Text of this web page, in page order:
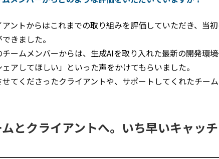
ントからはこれまでの取り組みを評価していただき、当
きました。
ームメンバーからは、生成AIを取り入れた最新の開発環
アしてほしい」といった声をかけてもらいました。
てくださったクライアントや、サポートしてくれたチー
とクライアントへ。いち早いキャッ